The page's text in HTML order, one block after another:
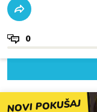
0
NOVI POKUŠAJ